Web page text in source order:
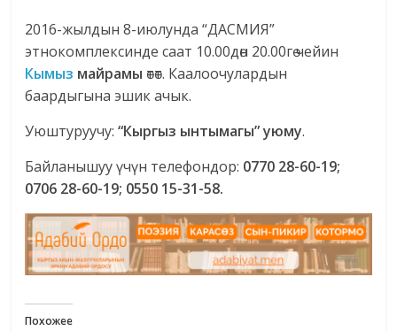
2016-жылдын 8-июлунда “ДАСМИЯ”
этнокомплексинде саат 10.00дөн 20.00гө чейин
Кымыз майрамы өтөт. Каалоочулардын
баардыгына эшик ачык.
Уюштуруучу: “Кыргыз ынтымагы” уюму.
Байланышуу үчүн телефондор: 0770 28-60-19;
0706 28-60-19; 0550 15-31-58.
Похожее